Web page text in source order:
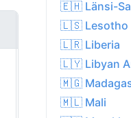
la 8. elo
🇪🇭 Länsi-
🇱🇸 Lesotho
🇱🇷 Liberia
🇱🇾 Libyan
🇲🇬
🇲🇱 Mali